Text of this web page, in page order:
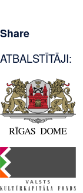
Share
ATBALSTĪTĀJI: